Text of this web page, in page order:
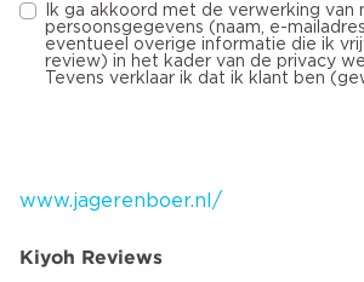
Ik ga akkoord met de verwerking van
persoonsgegevens (naam, e-
eventueel overige informatie die ik
review) in het kader van de privacy
Tevens verklaar ik dat ik klant ben
www.jagerenboer.nl/
Kiyoh Reviews